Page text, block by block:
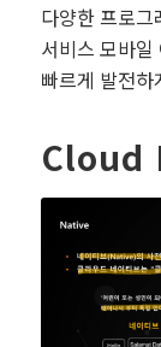
다양한 프로
서비스 모바
빠르게 발전하
Cloud